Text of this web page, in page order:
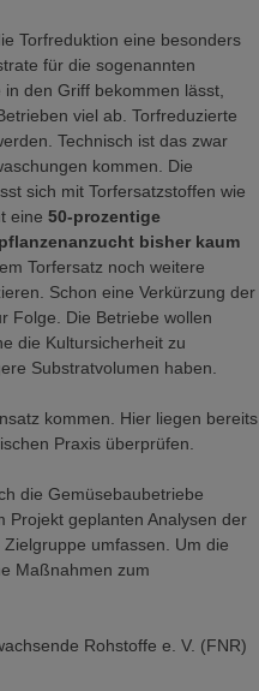
Torfreduktion eine besonders
für die sogenannten
den Griff bekommen lässt,
viel ab. Torfreduzierte
Technisch ist das zwar
kommen. Die
sich mit Torfersatzstoffen wie
eine 50-prozentige
bisher kaum
Torfersatz noch weitere
Schon eine Verkürzung der
Folge. Die Betriebe wollen
die Kultursicherheit zu
Substratvolumen haben.
kommen. Hier liegen bereits
Praxis überprüfen.
die Gemüsebaubetriebe
Projekt geplanten Analysen der
umfassen. Um die
Maßnahmen zum
Rohstoffe e. V. (FNR)